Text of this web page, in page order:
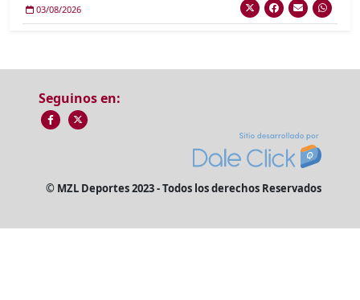
03/08/2026
Seguinos en:
© MZL Deportes 2023 - Todos los derechos Reservados